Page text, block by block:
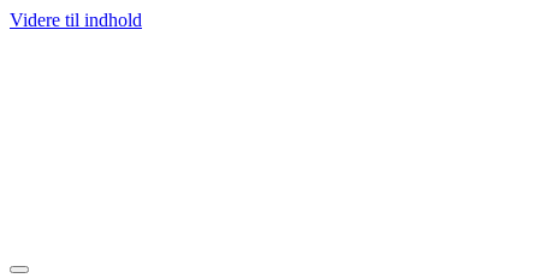
Videre til indhold